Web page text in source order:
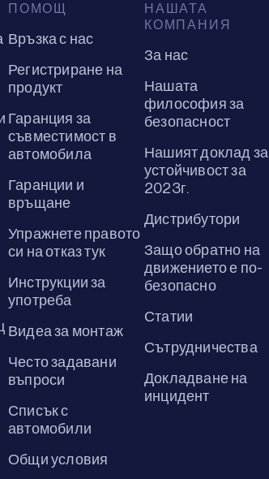
ПОМОЩ
Връзка с нас
Регистриране на
продукт
Гаранция за
съвместимост в
автомобила
Гаранции и
връщане
Упражнете правото
си на отказ тук
Инструкции за
употреба
Видеа за монтаж
Често задавани
въпроси
Списък с
автомобили
Общи условия
НАШАТА
КОМПАНИЯ
За нас
Нашата
философия за
безопасност
Нашият доклад за
устойчивост за
2023г.
Дистрибутори
Защо обратно на
движението е по-
безопасно
Статии
Сътрудничества
Докладване на
инцидент